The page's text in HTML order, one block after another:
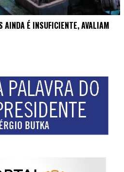
AINDA É INSUFICIENTE, AVALIAM